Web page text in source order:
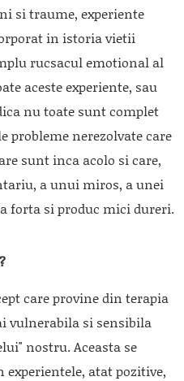
si traume, experiente
in istoria vietii
rucsacul emotional al
aceste experiente, sau
nu toate sunt complet
probleme nerezolvate care
sunt inca acolo si care,
a unui miros, a unei
forta si produc mici dureri.
care provine din terapia
vulnerabila si sensibila
nostru. Aceasta se
atat pozitive,